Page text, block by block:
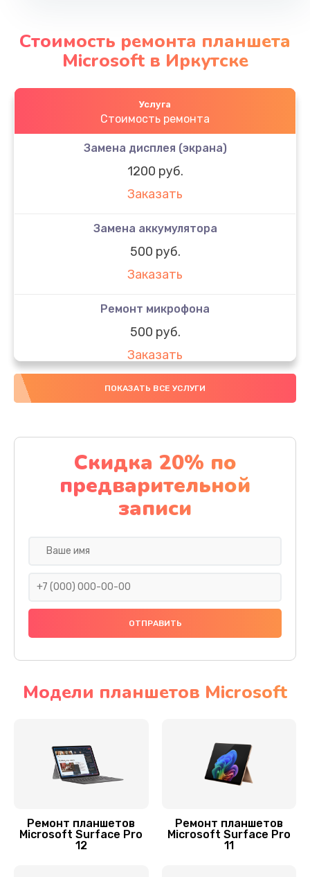
Стоимость ремонта планшета
Microsoft в Иркутске
Услуга
Стоимость ремонта
Замена дисплея (экрана)
1200 руб.
Заказать
Замена аккумулятора
500 руб.
Заказать
Ремонт микрофона
500 руб.
Заказать
Ремонт камеры
Заказать
Замена Wi-Fi планшета Microsoft
500 руб.
Заказать
Замена задней крышки
Заказать
ПОКАЗАТЬ ВСЕ УСЛУГИ
Скидка 20% по
предварительной
записи
Модели планшетов Microsoft
Ремонт планшетов
Microsoft Surface Pro
12
Ремонт планшетов
Microsoft Surface Pro
11